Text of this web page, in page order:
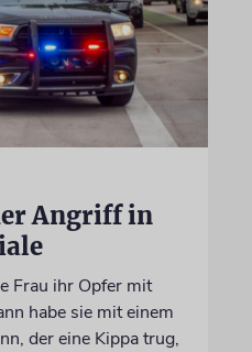
Angriff in
Frau ihr Opfer mit
habe sie mit einem
der eine Kippa trug,